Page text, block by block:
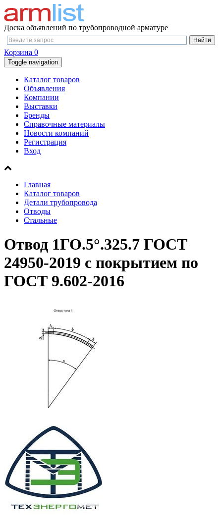
Доска объявлений по трубопроводной арматуре
Корзина 0
Toggle navigation
Каталог товаров
Объявления
Компании
Выставки
Бренды
Справочные материалы
Новости компаний
Регистрация
Вход
Главная
Каталог товаров
Детали трубопровода
Отводы
Стальные
Отвод 1ГО.5°.325.7 ГОСТ
24950-2019 с покрытием по
ГОСТ 9.602-2016